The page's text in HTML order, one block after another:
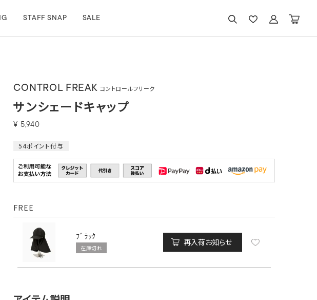
STAFF SNAP SALE
CONTROL FREAK コントロールフリーク
サンシェードキャップ
¥ 5,940
54ポイント付与
FREE
ﾌﾞﾗｯｸ
在庫切れ
再入荷お知らせ